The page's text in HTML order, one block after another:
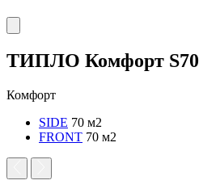
ТИПЛО Комфорт S70
Комфорт
SIDE 70 м2
FRONT 70 м2